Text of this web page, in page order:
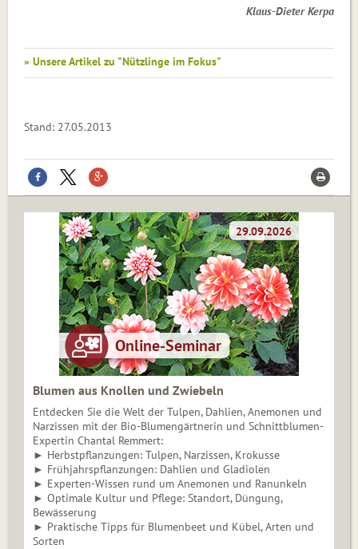
Klaus-Dieter Kerpa
» Unsere Artikel zu "Nützlinge im Fokus"
Stand: 27.05.2013
Blumen aus Knollen und Zwiebeln
Entdecken Sie die Welt der Tulpen, Dahlien, Anemonen und
Narzissen mit der Bio-Blumengärtnerin und Schnittblumen-
Expertin Chantal Remmert:
► Herbstpflanzungen: Tulpen, Narzissen, Krokusse
► Frühjahrspflanzungen: Dahlien und Gladiolen
► Experten-Wissen rund um Anemonen und Ranunkeln
► Optimale Kultur und Pflege: Standort, Düngung,
Bewässerung
► Praktische Tipps für Blumenbeet und Kübel, Arten und
Sorten